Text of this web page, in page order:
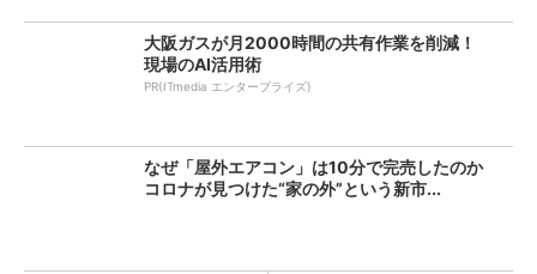
大阪ガスが月2000時間の共有作業を削減！
現場のAI活用術
PR(ITmedia エンタープライズ)
なぜ「屋外エアコン」は10分で完売したのか
コロナが見つけた“家の外”という新市...